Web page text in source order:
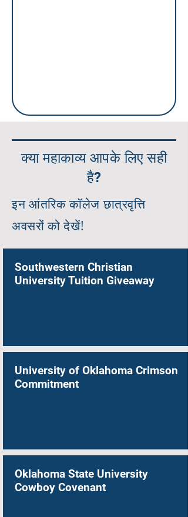
क्या महाकाव्य आपके लिए सही
है?
इन आंतरिक कॉलेज छात्रवृत्ति
अवसरों को देखें!
Southwestern Christian
University Tuition Giveaway
University of Oklahoma Crimson
Commitment
Oklahoma State University
Cowboy Covenant